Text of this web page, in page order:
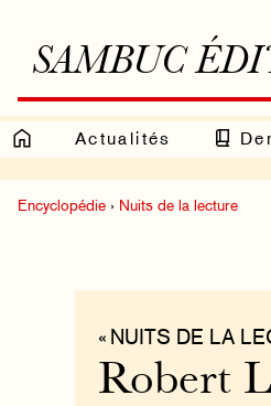
SAMBUC
Actualités
Encyclopédie › Nuits de la lecture
« NUITS DE LA
Robert